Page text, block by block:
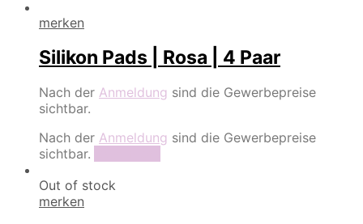
merken
Silikon Pads | Rosa | 4 Paar
Nach der Anmeldung sind die Gewerbepreise
sichtbar.
Nach der Anmeldung sind die Gewerbepreise
sichtbar.
Out of stock
merken